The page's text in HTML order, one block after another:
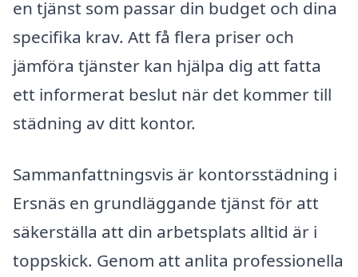
en tjänst som passar din budget och dina
specifika krav. Att få flera priser och
jämföra tjänster kan hjälpa dig att fatta
ett informerat beslut när det kommer till
städning av ditt kontor.
Sammanfattningsvis är kontorsstädning i
Ersnäs en grundläggande tjänst för att
säkerställa att din arbetsplats alltid är i
toppskick. Genom att anlita professionella